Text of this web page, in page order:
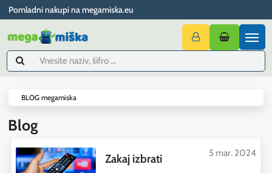
Pomladni nakupi na megamiska.eu
BLOG megamiska
Blog
5 mar. 2024
Zakaj izbrati